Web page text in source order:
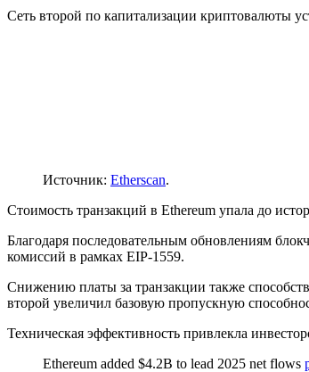
Сеть второй по капитализации криптовалюты
Источник: Etherscan.
Стоимость транзакций в Ethereum упала до
Благодаря последовательным обновлениям
комиссий в рамках EIP-1559.
Снижению платы за транзакции также
второй увеличил базовую пропускную
Техническая эффективность привлекла
Ethereum added $4.2B to lead 2025 net flows